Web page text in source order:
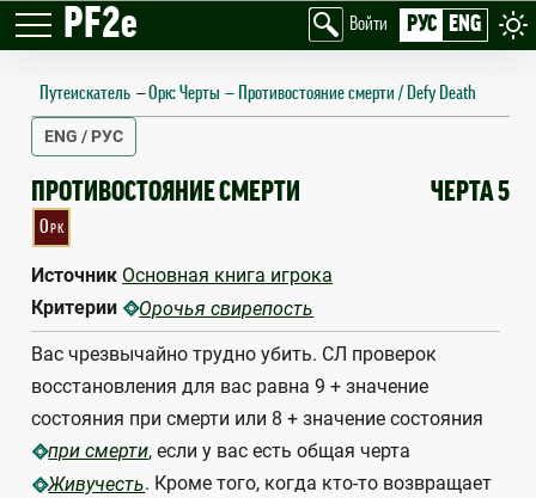
PF2e Войти РУС ENG
Путеискатель —Орк: Черты Противостояние смерти / Defy Death
ENG / РУС
ПРОТИВОСТОЯНИЕ СМЕРТИ
DEFY DEATH ЧЕРТА 5
Орк
Источник Основная книга игрока
Критерии
Орочья свирепость
Вас чрезвычайно трудно убить. СЛ проверок
восстановления для вас равна 9 + значение
состояния при смерти или 8 + значение состояния
при смерти, если у вас есть общая черта
Живучесть. Кроме того, когда кто-то возвращает